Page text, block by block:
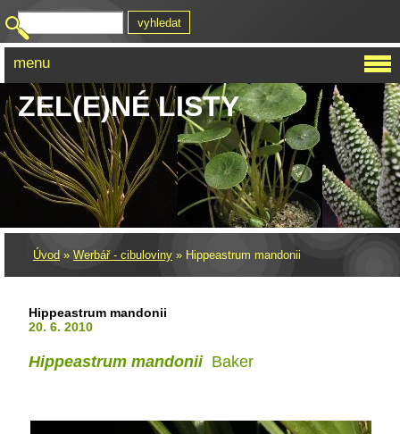
ZEL(E)NÉ LISTY
Úvod » Werbář - cibuloviny » Hippeastrum mandonii
Hippeastrum mandonii
20. 6. 2010
Hippeastrum mandonii Baker
menu